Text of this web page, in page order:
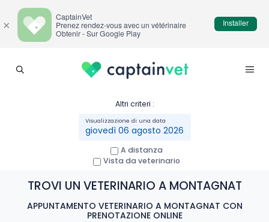
Altri criteri :
giovedì 06 agosto 2026
A distanza
Vista da veterinario
TROVI UN VETERINARIO A MONTAGNAT
APPUNTAMENTO VETERINARIO A MONTAGNAT CON
PRENOTAZIONE ONLINE
×
CaptainVet
Prenez rendez-vous avec un vétérinaire
Obtenir - Sur Google Play
Installer